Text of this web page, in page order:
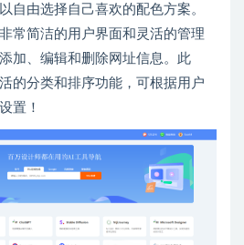
自由选择自己喜欢的配色方案。
常简洁的用户界面和灵活的管理
加、编辑和删除网址信息。此
的分类和排序功能，可根据用户
置！